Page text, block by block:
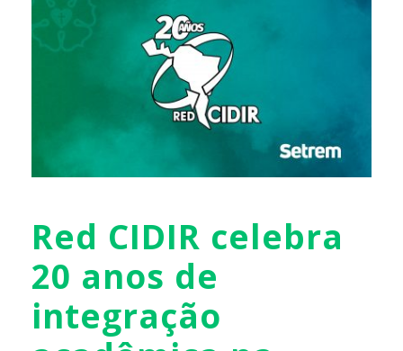
Red CIDIR celebra
20 anos de
integração